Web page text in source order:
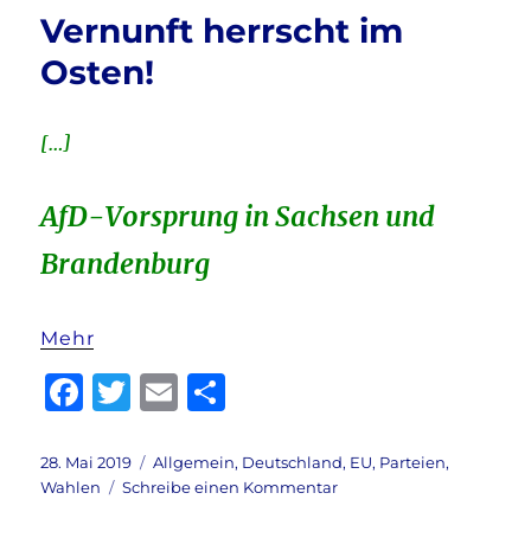
o
o
nach
Vernunft herrscht im
Osten!
[…]
AfD-Vorsprung in Sachsen und
Brandenburg
Mehr
F
c
e
T
it
te
E
ai
l
le
n
Veröffentlicht
am
28. Mai 2019 Kategorien
Allgemein, Deutschland, EU, Parteien,
Wahlen
Schreibe einen Kommentarzu